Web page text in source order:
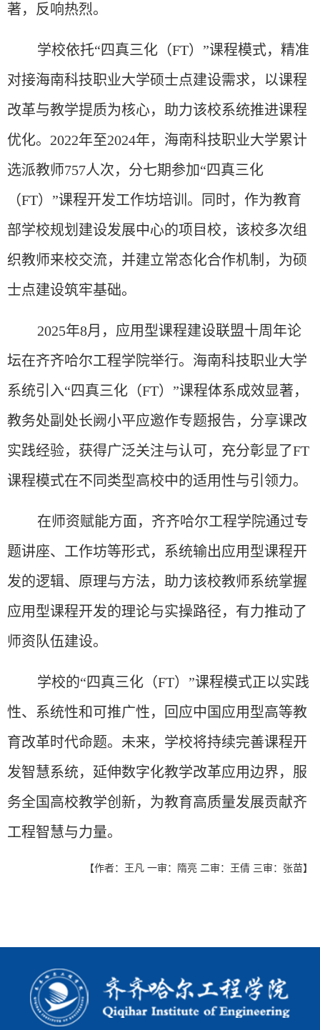
著，反响热烈。
学校依托“四真三化（FT）”课程模式，精准
对接海南科技职业大学硕士点建设需求，以课程
改革与教学提质为核心，助力该校系统推进课程
优化。2022年至2024年，海南科技职业大学累计
选派教师757人次，分七期参加“四真三化
（FT）”课程开发工作坊培训。同时，作为教育
部学校规划建设发展中心的项目校，该校多次组
织教师来校交流，并建立常态化合作机制，为硕
士点建设筑牢基础。
2025年8月，应用型课程建设联盟十周年论
坛在齐齐哈尔工程学院举行。海南科技职业大学
系统引入“四真三化（FT）”课程体系成效显著，
教务处副处长阙小平应邀作专题报告，分享课改
实践经验，获得广泛关注与认可，充分彰显了FT
课程模式在不同类型高校中的适用性与引领力。
在师资赋能方面，齐齐哈尔工程学院通过专
题讲座、工作坊等形式，系统输出应用型课程开
发的逻辑、原理与方法，助力该校教师系统掌握
应用型课程开发的理论与实操路径，有力推动了
师资队伍建设。
学校的“四真三化（FT）”课程模式正以实践
性、系统性和可推广性，回应中国应用型高等教
育改革时代命题。未来，学校将持续完善课程开
发智慧系统，延伸数字化教学改革应用边界，服
务全国高校教学创新，为教育高质量发展贡献齐
工程智慧与力量。
【作者：王凡 一审：隋亮 二审：王倩 三审：张苗】